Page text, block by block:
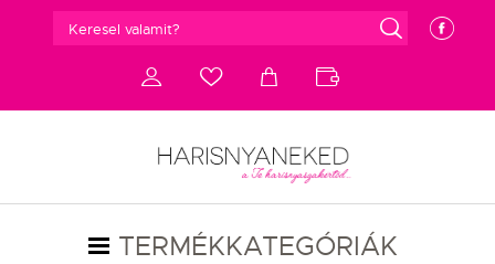
e g
d c a b
TERMÉKKATEGÓRIÁK